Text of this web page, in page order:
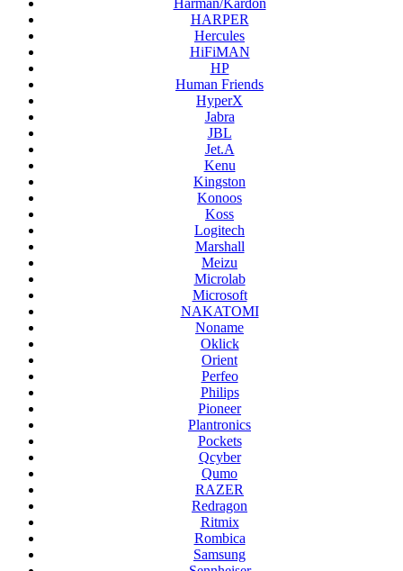
Harman/Kardon
HARPER
Hercules
HiFiMAN
HP
Human Friends
HyperX
Jabra
JBL
Jet.A
Kenu
Kingston
Konoos
Koss
Logitech
Marshall
Meizu
Microlab
Microsoft
NAKATOMI
Noname
Oklick
Orient
Perfeo
Philips
Pioneer
Plantronics
Pockets
Qcyber
Qumo
RAZER
Redragon
Ritmix
Rombica
Samsung